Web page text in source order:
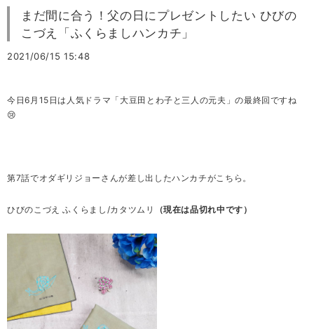
まだ間に合う！父の日にプレゼントしたい ひびの
こづえ「ふくらましハンカチ」
2021/06/15 15:48
今日6月15日は人気ドラマ 「大豆田とわ子と三人の元夫」の最終回ですね
😢
第7話でオダギリジョーさんが差し出したハンカチがこちら。
ひびのこづえ ふくらまし/カタツムリ （現在は品切れ中です）